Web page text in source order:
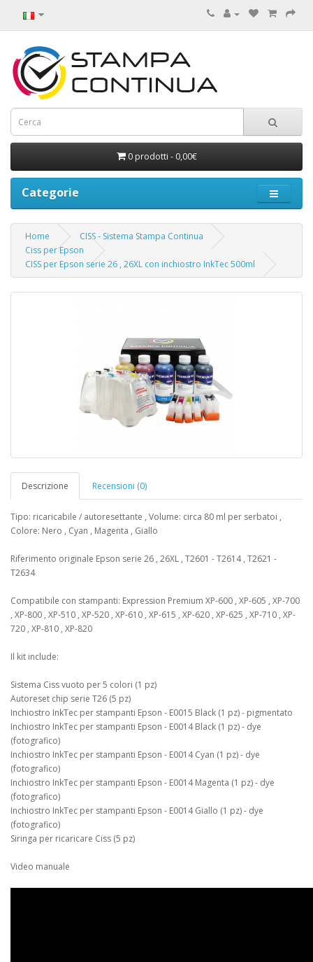
0 prodotti - 0,00€
Categorie
Home
CISS - Sistema Stampa Continua
Ciss per Epson
CISS per Epson serie 26 , 26XL con inchiostro InkTec 500ml
Descrizione Recensioni (0)
Tipo: ricaricabile / autoresettante , Volume: circa 80 ml per serbatoi ,
Colore: Nero , Cyan , Magenta , Giallo
Riferimento originale Epson serie 26 , 26XL , T2601 - T2614 , T2621 -
T2634
Compatibile con stampanti: Expression Premium XP-600 , XP-605 , XP-700
, XP-800 , XP-510 , XP-520 , XP-610 , XP-615 , XP-620 , XP-625 , XP-710 , XP-
720 , XP-810 , XP-820
Il kit include:
Sistema Ciss vuoto per 5 colori (1 pz)
Autoreset chip serie T26 (5 pz)
Inchiostro InkTec per stampanti Epson - E0015 Black (1 pz) - pigmentato
Inchiostro InkTec per stampanti Epson - E0014 Black (1 pz) - dye
(fotografico)
Inchiostro InkTec per stampanti Epson - E0014 Cyan (1 pz) - dye
(fotografico)
Inchiostro InkTec per stampanti Epson - E0014 Magenta (1 pz) - dye
(fotografico)
Inchiostro InkTec per stampanti Epson - E0014 Giallo (1 pz) - dye
(fotografico)
Siringa per ricaricare Ciss (5 pz)
Video manuale